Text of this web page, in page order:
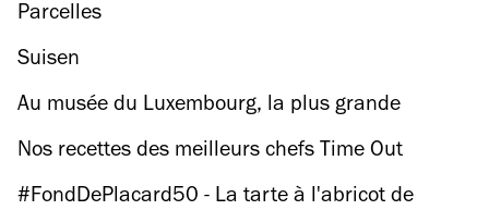
Parcelles
Suisen
Au musée du Luxembourg, la plus grande
rétrospective française consacrée à Vivian Maier
Nos recettes des meilleurs chefs Time Out
#FondDePlacard50 - La tarte à l'abricot de